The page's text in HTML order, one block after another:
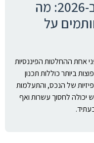
רכישת דירה ראשונה ב-2026: מה
על
אחת ההחלטות הפיננסיות
ביותר כוללות תכנון
של הנכס, והתעלמות
יכולה לחסוך עשרות ואף